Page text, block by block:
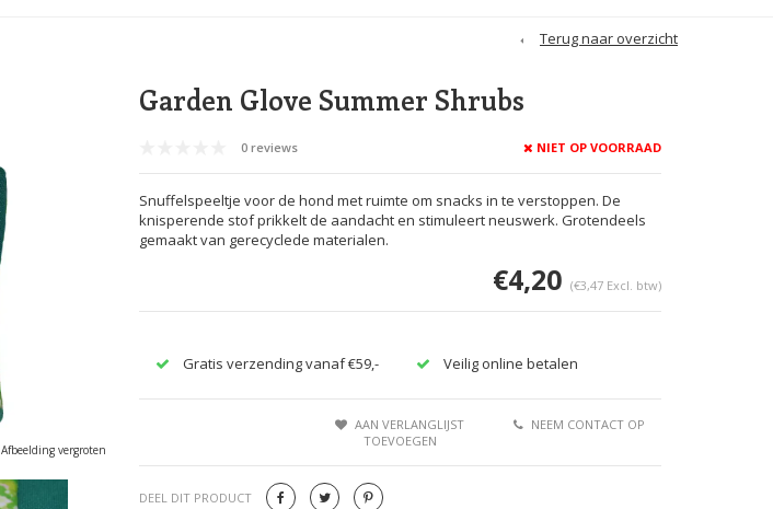
Terug naar overzicht
Afbeelding vergroten Afbeelding vergroten
Garden Glove Summer Shrubs
0 reviews NIET OP VOORRAAD
Snuffelspeeltje voor de hond met ruimte om snacks in te verstoppen. De
knisperende stof prikkelt de aandacht en stimuleert neuswerk. Grotendeels
gemaakt van gerecyclede materialen.
€4,20 (€3,47 Excl. btw)
Gratis verzending vanaf €59,- Veilig online betalen
AAN VERLANGLIJST
TOEVOEGEN
NEEM CONTACT OP
DEEL DIT PRODUCT